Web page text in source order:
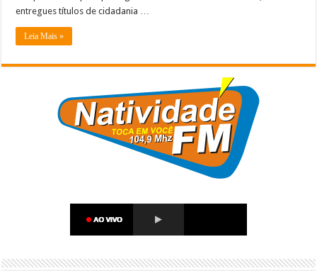
entregues títulos de cidadania …
Leia Mais »